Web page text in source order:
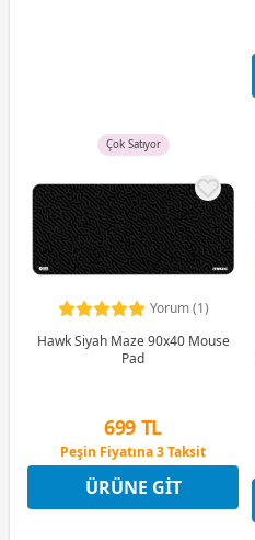
Çok Satıyor
Yorum (1)
Hawk Siyah Maze 90x40 Mouse
Pad
699 TL
Peşin Fiyatına 3 Taksit
12 Ay x 82 TL taksitle
Peşin Fiyatına 3 Taksit
ÜRÜNE GIT